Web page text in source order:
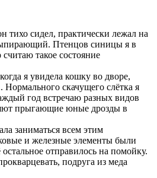
тихо сидел, практически лежал на
Птенцов синицы я в
такое состояние
я увидела кошку во дворе,
Нормального скачущего слётка я
год встречаю разных видов
прыгающие юные дрозды в
заниматься всем этим
и железные элементы были
отправилось на помойку.
подруга из меда